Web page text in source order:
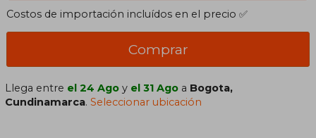
Costos de importación incluídos en el precio ✅
Comprar
Llega entre el 24 Ago y el 31 Ago a Bogota,
Cundinamarca.Seleccionar ubicación